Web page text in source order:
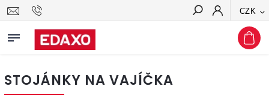
CZK
Hledat
STOJÁNKY NA VAJÍČKA